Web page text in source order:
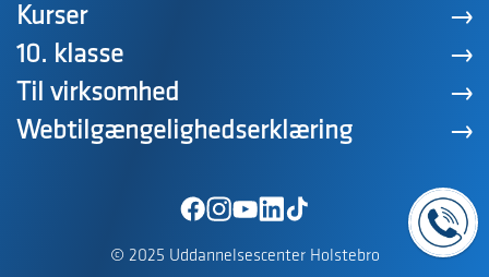
Kurser
10. klasse
Til virksomhed
Webtilgængelighedserklæring
© 2025 Uddannelsescenter Holstebro